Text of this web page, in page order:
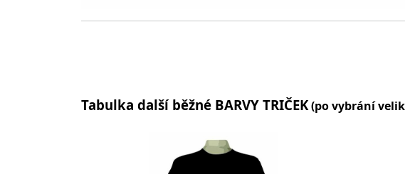
Tabulka další běžné BARVY TRIČEK(po vybrání